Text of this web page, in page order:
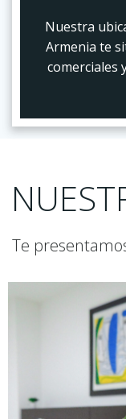
Nuestra
Armenia te
comerciales
Te